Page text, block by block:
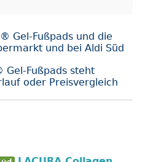
Gel-Fußpads und die
und bei Aldi Süd
Gel-Fußpads steht
oder Preisvergleich